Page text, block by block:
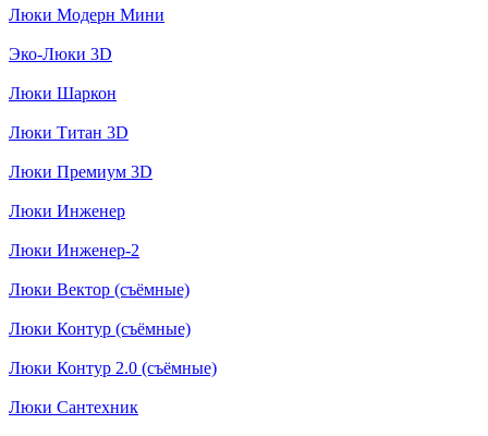
Люки Модерн Мини
Эко-Люки 3D
Люки Шаркон
Люки Титан 3D
Люки Премиум 3D
Люки Инженер
Люки Инженер-2
Люки Вектор (съёмные)
Люки Контур (съёмные)
Люки Контур 2.0 (съёмные)
Люки Сантехник